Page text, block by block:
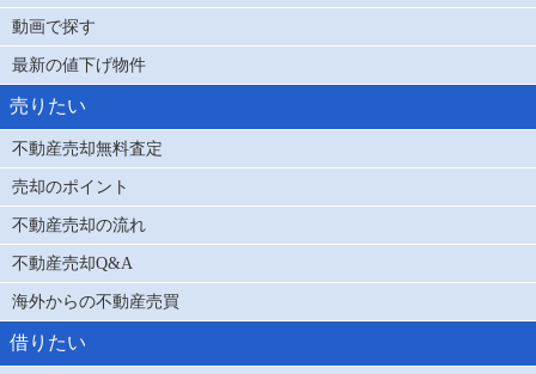
動画で探す
最新の値下げ物件
売りたい
不動産売却無料査定
売却のポイント
不動産売却の流れ
不動産売却Q&A
海外からの不動産売買
借りたい